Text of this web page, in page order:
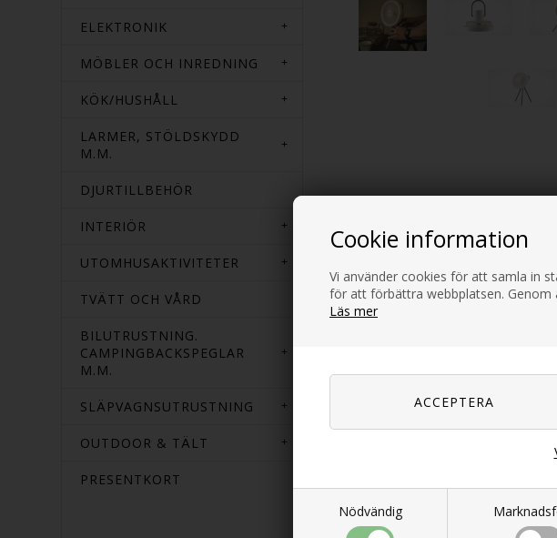
Cookie information
Vi använder cookies för att samla in
för att förbättra webbplatsen. Genom
Läs mer
Nödvändig
ELEKTRONIK
MÖBLER OCH INREDNING
KÖK/HUSHÅLL
LARMER, STÖLDSKYDD
M.M.
DJURTILLBEHÖR
INTERIÖR
UTOMHUSAKTIVITETER
TVÄTT OCH VÅRD
BILUTRUSTNING.
CAMPINGBACKSPEGLAR
M.M.
SLÄPVAGNSUTRUSTNING
OUTDOOR & TÄLT
PRESENTKORT
OUTWELL - Eryon
Om du söker pålitlig
ett 4000 mAh Li-batteri
18,8 x 12 x 18,8 cm, så den
Utvalda
Väger bara 530 g
USB-C-laddning med
Inbyggd krok för